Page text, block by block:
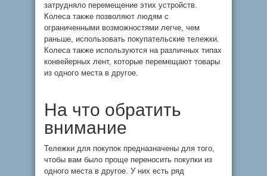
затрудняло перемещение этих устройств.
Колеса также позволяют людям с
ограниченными возможностями легче, чем
раньше, использовать покупательские тележки.
Колеса также используются на различных типах
конвейерных лент, которые перемещают товары
из одного места в другое.
На что обратить
внимание
Тележки для покупок предназначены для того,
чтобы вам было проще переносить покупки из
одного места в другое. У них есть ряд